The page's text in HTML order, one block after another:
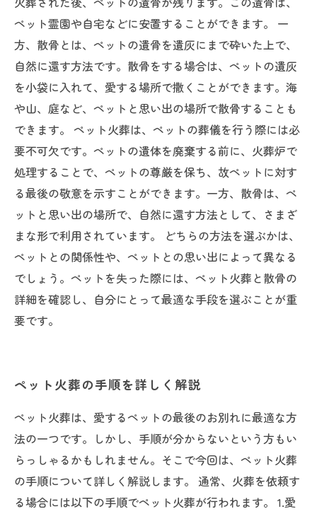
ペット霊園や自宅などに安置することができます。 一
方、散骨とは、ペットの遺骨を遺灰にまで砕いた上で、
自然に還す方法です。散骨をする場合は、ペットの遺灰
を小袋に入れて、愛する場所で撒くことができます。海
や山、庭など、ペットと思い出の場所で散骨することも
できます。 ペット火葬は、ペットの葬儀を行う際には必
要不可欠です。ペットの遺体を廃棄する前に、火葬炉で
処理することで、ペットの尊厳を保ち、故ペットに対す
る最後の敬意を示すことができます。一方、散骨は、ペ
ットと思い出の場所で、自然に還す方法として、さまざ
まな形で利用されています。 どちらの方法を選ぶかは、
ペットとの関係性や、ペットとの思い出によって異なる
でしょう。ペットを失った際には、ペット火葬と散骨の
詳細を確認し、自分にとって最適な手段を選ぶことが重
要です。
ペット火葬の手順を詳しく解説
ペット火葬は、愛するペットの最後のお別れに最適な方
法の一つです。しかし、手順が分からないという方もい
らっしゃるかもしれません。そこで今回は、ペット火葬
の手順について詳しく解説します。 通常、火葬を依頼す
る場合には以下の手順でペット火葬が行われます。 1.愛